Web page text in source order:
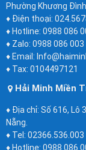
Phường Khương
♦ Điện thoại:
♦ Hotline: 0988 086
♦ Zalo: 0988 086 003
♦ Email:
♦ Tax: 0104497121
Hải Minh Miền
♦ Địa chỉ: Số 616, Lô
Nẵng.
♦ Tel: 02366.536.003
♦ Hotline: 0988 086